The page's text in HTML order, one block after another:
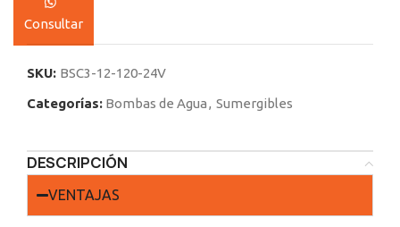
Consultar
SKU: BSC3-12-120-24V
Categorías: Bombas de Agua, Sumergibles
DESCRIPCIÓN
VENTAJAS